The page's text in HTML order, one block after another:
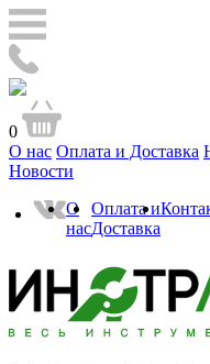
0
О нас Оплата и Доставка
Новости
О
нас
Оплата и
Доставка